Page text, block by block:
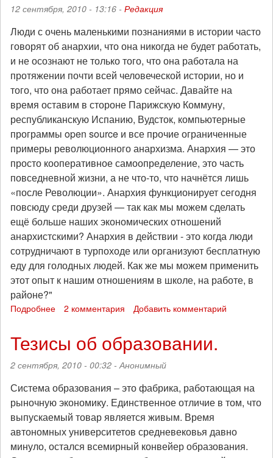
12 сентября, 2010 - 13:16 - Редакция
Люди с очень маленькими познаниями в истории часто
говорят об анархии, что она никогда не будет работать,
и не осознают не только того, что она работала на
протяжении почти всей человеческой истории, но и
того, что она работает прямо сейчас. Давайте на
время оставим в стороне Парижскую Коммуну,
республиканскую Испанию, Вудсток, компьютерные
программы open source и все прочие ограниченные
примеры революционного анархизма. Анархия — это
просто кооперативное самоопределение, это часть
повседневной жизни, а не что-то, что начнётся лишь
«после Революции». Анархия функционирует сегодня
повсюду среди друзей — так как мы можем сделать
ещё больше наших экономических отношений
анархистскими? Анархия в действии - это когда люди
сотрудничают в турпоходе или организуют бесплатную
еду для голодных людей. Как же мы можем применить
этот опыт к нашим отношениям в школе, на работе, в
районе?"
Подробнее
наши
Crimethinc.
Русская
версия
2 комментария Добавить комментарий
Тезисы об образовании.
2 сентября, 2010 - 00:32 -Анонимный
Система образования – это фабрика, работающая на
рыночную экономику. Единственное отличие в том, что
выпускаемый товар является живым. Время
автономных университетов средневековья давно
минуло, остался всемирный конвейер образования.